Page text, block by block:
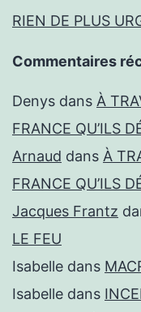
RIEN DE PLUS
Commentaires
Denys dans À
FRANCE QU’ILS
Arnaud dans À
FRANCE QU’ILS
Jacques Frantz
LE FEU
Isabelle dans
Isabelle dans